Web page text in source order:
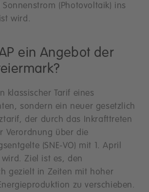
Sonnenstrom (Photovoltaik) ins
wird.
ein Angebot der
klassischer Tarif eines
sondern ein neuer gesetzlich
der durch das Inkrafttreten
Verordnung über die
(SNE-VO) mit 1. April
Ziel ist es, den
gezielt in Zeiten mit hoher
zu verschieben.